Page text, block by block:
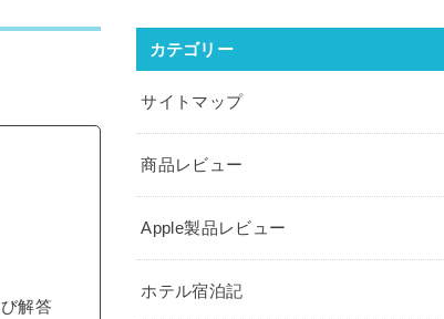
解答
カテゴリー
サイトマップ
商品レビュー
Apple製品レビュー
ホテル宿泊記